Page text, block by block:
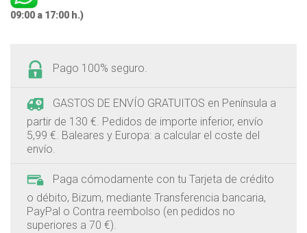
09:00 a 17:00 h.)
Pago 100% seguro.
GASTOS DE ENVÍO GRATUITOS en Península a
partir de 130 €. Pedidos de importe inferior, envío
5,99 €. Baleares y Europa: a calcular el coste del
envío.
Paga cómodamente con tu Tarjeta de crédito
o débito, Bizum, mediante Transferencia bancaria,
PayPal o Contra reembolso (en pedidos no
superiores a 70 €).